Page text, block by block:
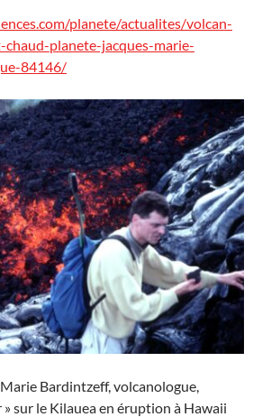
planete/actualites/volcan-
planete-jacques-marie-
84146/
Bardintzeff, volcanologue,
» sur le Kilauea en éruption à Hawaii